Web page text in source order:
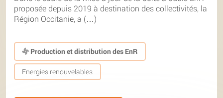
proposée depuis 2019 à destination des collectivités, la
Région Occitanie, a (…)
Production et distribution des EnR
Energies renouvelables